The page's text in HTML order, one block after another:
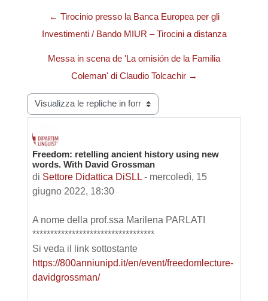
← Tirocinio presso la Banca Europea per gli
Investimenti / Bando MIUR – Tirocini a distanza
Messa in scena de 'La omisión de la Familia
Coleman' di Claudio Tolcachir →
Modalità visualizzazione
Freedom: retelling ancient history using new
words. With David Grossman
di Settore Didattica DiSLL - mercoledì, 15
giugno 2022, 18:30
Numero di risposte: 0
A nome della prof.ssa Marilena PARLATI
**********************************
Si veda il link sottostante
https://800anniunipd.it/en/event/freedomlecture-
davidgrossman/